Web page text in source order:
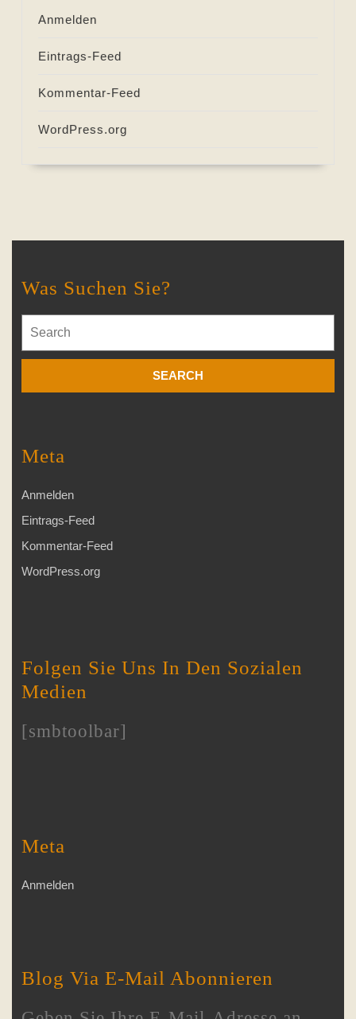
Anmelden
Eintrags-Feed
Kommentar-Feed
WordPress.org
Was Suchen Sie?
for:
Meta
Anmelden
Eintrags-Feed
Kommentar-Feed
WordPress.org
Folgen Sie Uns In Den Sozialen
Medien
[smbtoolbar]
Meta
Anmelden
Blog Via E-Mail Abonnieren